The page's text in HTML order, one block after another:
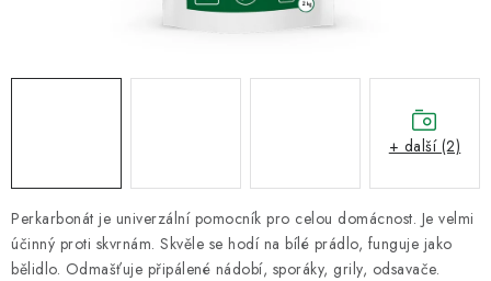
Perkarbonát je univerzální pomocník pro celou domácnost. Je velmi
účinný proti skvrnám. Skvěle se hodí na bílé prádlo, funguje jako
bělidlo. Odmašťuje připálené nádobí, sporáky, grily, odsavače.
+ další (2)